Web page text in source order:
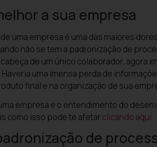
a sua empresa
de uma empresa é uma das maiores
não se tem a padronização de
de um único colaborador, agora
uma imensa perda de
final e na organização de sua
empresa é o entendimento do
como isso pode te afetar clicando aqui.
de